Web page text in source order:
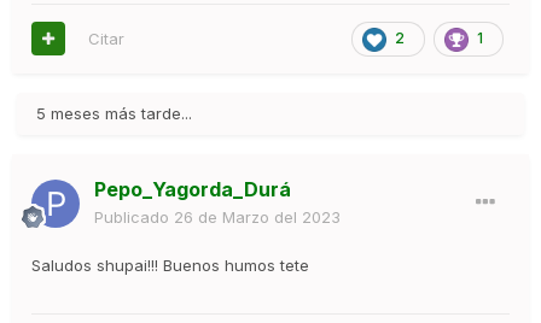
2 1
Citar
5 meses más tarde...
Pepo_Yagorda_Durá
Publicado 26 de Marzo del 2023
Saludos shupai!!! Buenos humos tete